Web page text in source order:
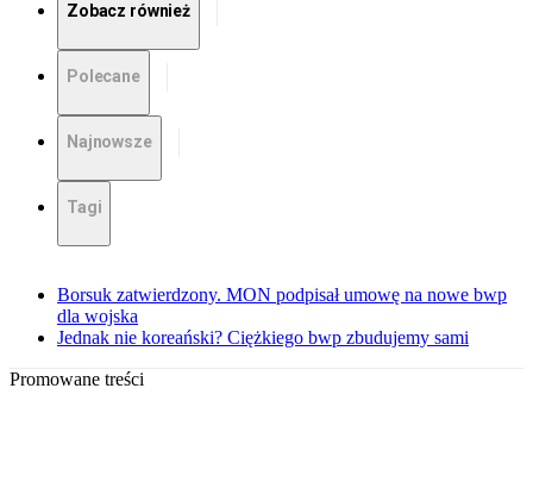
Zobacz również
Polecane
Najnowsze
Tagi
Borsuk zatwierdzony. MON podpisał umowę na nowe bwp
dla wojska
Jednak nie koreański? Ciężkiego bwp zbudujemy sami
Promowane treści